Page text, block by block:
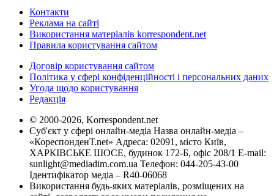
Контакти
Реклама на сайті
Використання матеріалів korrespondent.net
Правила користування сайтом
Договір користування сайтом
Політика у сфері конфіденційності і персональних даних
Угода щодо користування
Редакція
© 2000-2026, Korrespondent.net
Суб'єкт у сфері онлайн-медіа Назва онлайн-медіа –
«КореспонденТ.net» Адреса: 02091, місто Київ,
ХАРКІВСЬКЕ ШОСЕ, будинок 172-Б, офіс 208/1 E-mail:
sunlight@mediadim.com.ua Телефон: 044-205-43-00
Ідентифікатор медіа – R40-06068
Використання будь-яких матеріалів, розміщених на